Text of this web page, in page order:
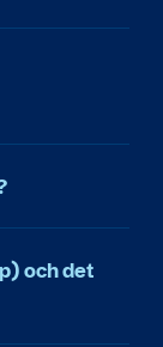
och det